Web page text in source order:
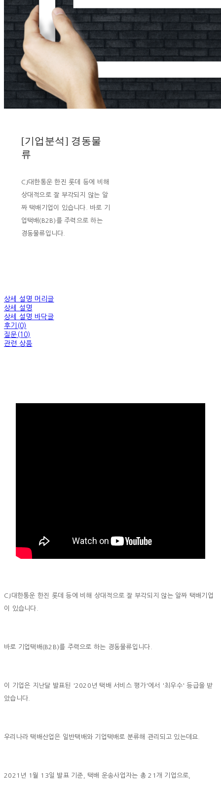
[기업분석] 경동물
류
CJ대한통운 한진 롯데 등에 비해
상대적으로 잘 부각되지 않는 알
짜 택배기업이 있습니다. 바로 기
업택배(B2B)를 주력으로 하는
경동물류입니다.
상세 설명 머리글
상세 설명
상세 설명 바닥글
후기(0)
질문(10)
관련 상품
CJ대한통운 한진 롯데 등에 비해 상대적으로 잘 부각되지 않는 알짜 택배기업
이 있습니다.
바로 기업택배(B2B)를 주력으로 하는 경동물류입니다.
이 기업은 지난달 발표된 '2020년 택배 서비스 평가'에서 '최우수' 등급을 받
았습니다.
우리나라 택배산업은 일반택배와 기업택배로 분류해 관리되고 있는데요.
2021년 1월 13일 발표 기준, 택배 운송사업자는 총 21개 기업으로,